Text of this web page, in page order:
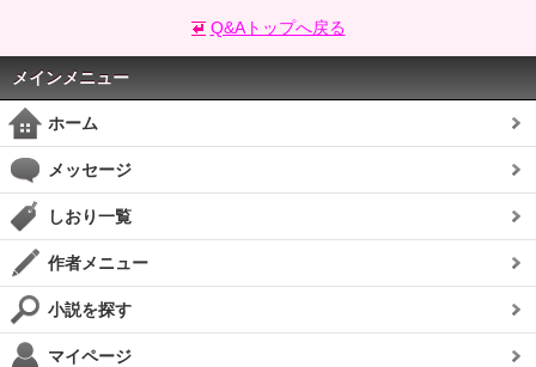
Q&Aトップへ戻る
メインメニュー
ホーム
メッセージ
しおり一覧
作者メニュー
小説を探す
マイページ